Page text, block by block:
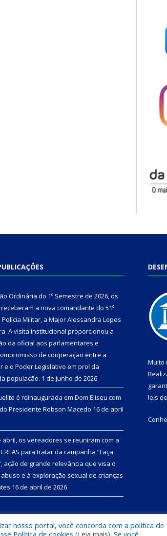
Ordinária do 1º Semestre de 2026, os
a nova comandante do 51º
Militar, a Major Alessandra Lopes
A visita institucional proporcionou a
da oficial aos parlamentares e
de cooperação entre a
e o Poder Legislativo em prol da
população. 1 de junho de 2026
é reinaugurada em Dom Eliseu com
Presidente Robson Macedo 16 de abril
abril, os vereadores se reuniram com a
para tratar da campanha “Faça
ação de grande relevância que visa o
e à exploração sexual de crianças
16 de abril de 2026
Muito
leis
Mapa do Site
nosso portal, você concorda com a política de
Política de cookies (Leia mais). Se você